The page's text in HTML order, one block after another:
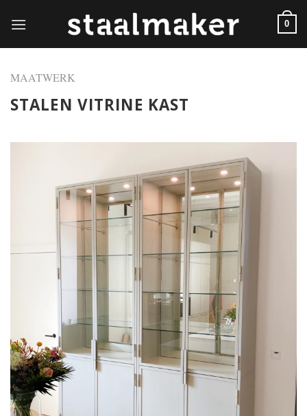
0
MAATWERK
STALEN VITRINE KAST